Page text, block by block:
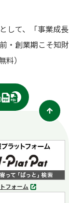
して、「事業成長
・創業期こそ知財
）
PDF
フォーム
別